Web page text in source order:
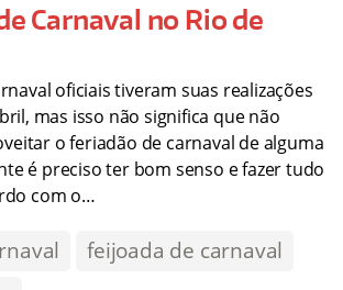
Carnaval no Rio de
oficiais tiveram suas realizações
mas isso não significa que não
o feriadão de carnaval de alguma
é preciso ter bom senso e fazer tudo
com o…
feijoada de carnaval